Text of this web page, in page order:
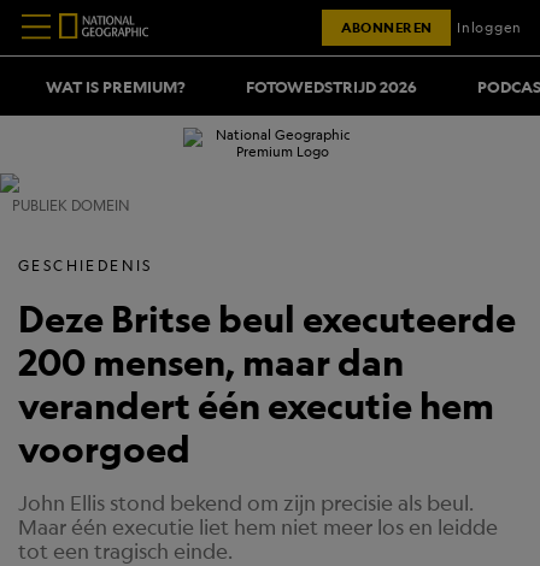
WAT IS PREMIUM? FOTOWEDSTRIJD 2026
ABONNEREN Inloggen
PUBLIEK DOMEIN
GESCHIEDENIS
Deze Britse beul executeerde
200 mensen, maar dan
verandert één executie hem
voorgoed
John Ellis stond bekend om zijn precisie als beul.
Maar één executie liet hem niet meer los en leidde
tot een tragisch einde.